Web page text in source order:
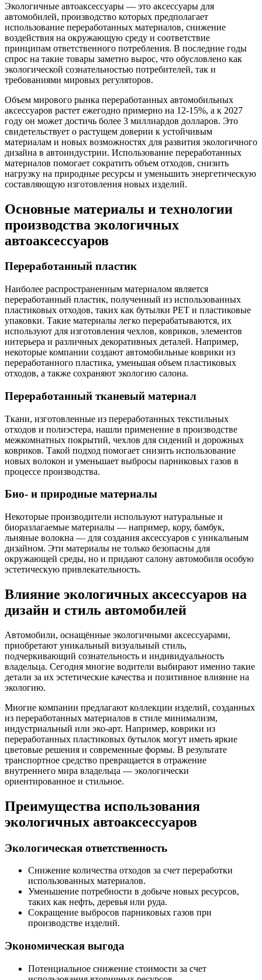
Экологичные автоаксессуары — это аксессуары для
автомобилей, производство которых предполагает
использование переработанных материалов, снижение
воздействия на окружающую среду и соответствие
принципам ответственного потребления. В последние годы
спрос на такие товары заметно вырос, что обусловлено как
экологической сознательностью потребителей, так и
требованиями мировых регуляторов.
Объем мирового рынка переработанных автомобильных
аксессуаров растет ежегодно примерно на 12-15%, а к 2027
году он может достичь более 3 миллиардов долларов. Это
свидетельствует о растущем доверии к устойчивым
материалам и новых возможностях для развития экологичного
дизайна в автоиндустрии. Использование переработанных
материалов помогает сократить объем отходов, снизить
нагрузку на природные ресурсы и уменьшить энергетическую
составляющую изготовления новых изделий.
Основные материалы и технологии
производства экологичных
автоаксессуаров
Переработанный пластик
Наиболее распространенным материалом является
переработанный пластик, полученный из использованных
пластиковых отходов, таких как бутылки PET и пластиковые
упаковки. Такие материалы легко перерабатываются, их
используют для изготовления чехлов, ковриков, элементов
интерьера и различных декоративных деталей. Например,
некоторые компании создают автомобильные коврики из
переработанного пластика, уменьшая объем пластиковых
отходов, а также сохраняют экологию салона.
Переработанный тканевый материал
Ткани, изготовленные из переработанных текстильных
отходов и полиэстера, нашли применение в производстве
межкомнатных покрытий, чехлов для сидений и дорожных
ковриков. Такой подход помогает снизить использование
новых волокон и уменьшает выбросы парниковых газов в
процессе производства.
Био- и природные материалы
Некоторые производители используют натуральные и
биоразлагаемые материалы — например, кору, бамбук,
льняные волокна — для создания аксессуаров с уникальным
дизайном. Эти материалы не только безопасны для
окружающей среды, но и придают салону автомобиля особую
эстетическую привлекательность.
Влияние экологичных аксессуаров на
дизайн и стиль автомобилей
Автомобили, оснащённые экологичными аксессуарами,
приобретают уникальный визуальный стиль,
подчеркивающий сознательность и индивидуальность
владельца. Сегодня многие водители выбирают именно такие
детали за их эстетические качества и позитивное влияние на
экологию.
Многие компании предлагают коллекции изделий, созданных
из переработанных материалов в стиле минимализм,
индустриальный или эко-арт. Например, коврики из
переработанных пластиковых бутылок могут иметь яркие
цветовые решения и современные формы. В результате
транспортное средство превращается в отражение
внутреннего мира владельца — экологически
ориентированное и стильное.
Преимущества использования
экологичных автоаксессуаров
Экологическая ответственность
Снижение количества отходов за счет переработки
использованных материалов.
Уменьшение потребности в добыче новых ресурсов,
таких как нефть, деревья или руда.
Сокращение выбросов парниковых газов при
производстве изделий.
Экономическая выгода
Потенциальное снижение стоимости за счет